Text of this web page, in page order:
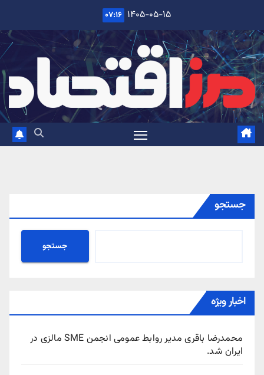
content
۱۴۰۵-۰۵-۱۵ ۰۷:۱۶
جستجو
جستجو
اخبار ویژه
محمدرضا باقری مدیر روابط عمومی انجمن SME مالزی در
ایران شد.